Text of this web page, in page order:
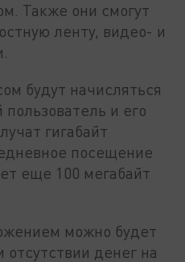
Также они смогут
ленту, видео- и
будут начисляться
и его
гигабайт
посещение
еще 100 мегабайт
можно будет
отсутствии денег на